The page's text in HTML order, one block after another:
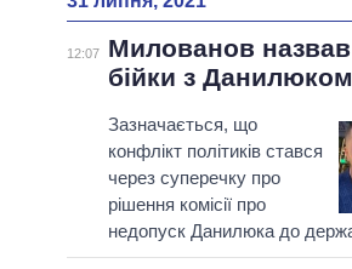
12:07
Милованов
бійки з Данилюком
Зазначається, що
конфлікт політиків стався
через суперечку про
рішення комісії про
недопуск Данилюка до